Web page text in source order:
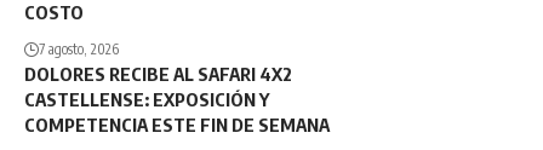
COSTO
7 agosto, 2026
DOLORES RECIBE AL SAFARI 4X2
CASTELLENSE: EXPOSICIÓN Y
COMPETENCIA ESTE FIN DE SEMANA